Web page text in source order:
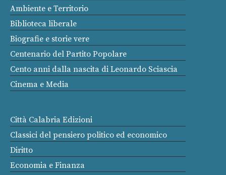
Ambiente e Territorio
Biblioteca liberale
Biografie e storie vere
Centenario del Partito Popolare
Cento anni dalla nascita di Leonardo Sciascia
Cinema e Media
Città Calabria Edizioni
Classici del pensiero politico ed economico
Diritto
Economia e Finanza